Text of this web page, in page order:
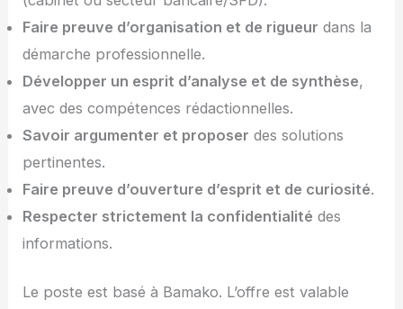
Faire preuve d’organisation et de rigueur dans la
démarche professionnelle.
Développer un esprit d’analyse et de synthèse,
avec des compétences rédactionnelles.
Savoir argumenter et proposer des solutions
pertinentes.
Faire preuve d’ouverture d’esprit et de curiosité.
Respecter strictement la confidentialité des
informations.
Le poste est basé à Bamako. L’offre est valable